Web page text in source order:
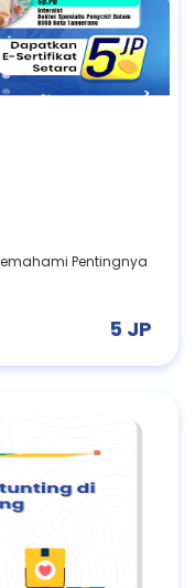
Pentingnya
5 JP